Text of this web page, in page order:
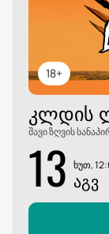
18+
ᲙᲚᲓᲘᲡ
შავი ზღვის
13 ხუთ,
ᲐᲒᲕ